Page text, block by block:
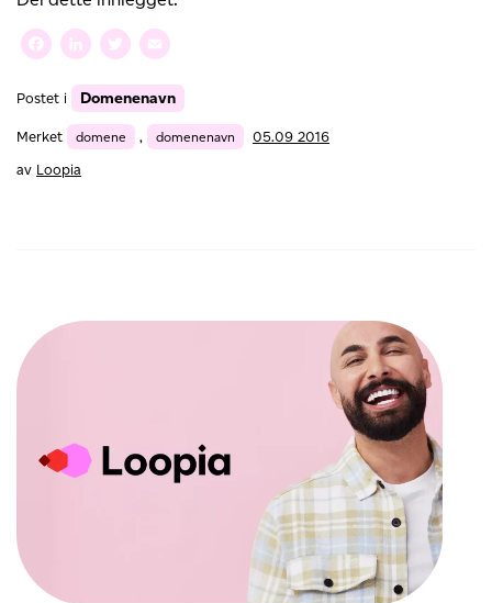
bestille
dine
.fi-
hos
Loopia,
en
Facebook
LinkedIn
Twitter
Postet i Domenenavn
Merket domene , domenenavn
05.09 2016
av Loopia